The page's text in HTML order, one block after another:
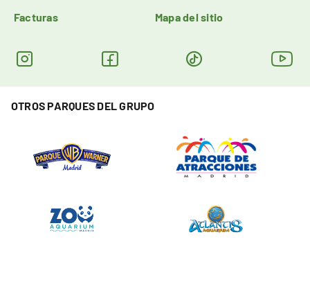
Facturas Mapa del sitio
OTROS PARQUES DEL GRUPO